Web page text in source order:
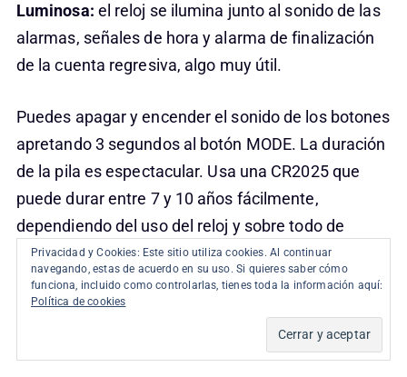
Luminosa: el reloj se ilumina junto al sonido de las
alarmas, señales de hora y alarma de finalización
de la cuenta regresiva, algo muy útil.
Puedes apagar y encender el sonido de los botones
apretando 3 segundos al botón MODE. La duración
de la pila es espectacular. Usa una CR2025 que
puede durar entre 7 y 10 años fácilmente,
dependiendo del uso del reloj y sobre todo de
funciones como la luz o el cronómetro.
Por supuesto, es resistente a impactos y la
resistencia al agua alcanza los 200 metros.
Privacidad y Cookies: Este sitio utiliza cookies. Al continuar
navegando, estas de acuerdo en su uso. Si quieres saber cómo
funciona, incluido como controlarlas, tienes toda la información aquí:
Política de cookies